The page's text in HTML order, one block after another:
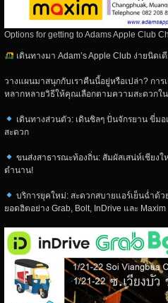
Options for getting to Adams Apple Club
เดินทางมา Adam’s Apple Club ง่ายนิดเ
วางแผนมาสนุกกับเราคืนนี้อยู่หรือเปล่า? การ
หลากหลายวิธีให้คุณเลือกตามความสะดวกใ
เดินทางส่วนตัว: เดินชิลๆ ปั่นจักรยาน ขี่ม
สะดวก
ขนส่งสาธารณะท้องถิ่น: สัมผัสเสน่ห์เชียง
ตำนาน!
บริการยุคใหม่: สะดวกสบายแอร์เย็นฉ่ำด้
ยอดฮิตอย่าง Grab, Bolt, InDrive และ Maxim